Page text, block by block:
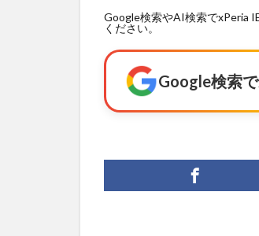
Google検索やAI検索でxPeria
ください。
Google検索